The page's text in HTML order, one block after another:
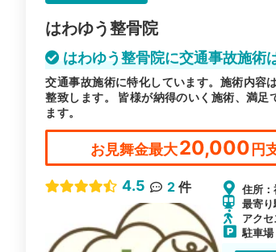
はわゆう整骨院
はわゆう整骨院に交通事故施術
交通事故施術に特化しています。施術内容
整致します。 皆様が納得のいく施術、満
ます。
お見舞金最大20,000 円
4.5 2 件
住所
最寄
アク
駐車場